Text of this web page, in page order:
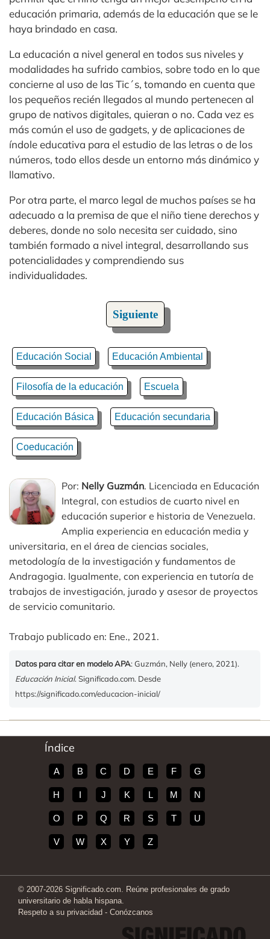
educación primaria, además de la educación que se le
haya brindado en casa.
La educación a nivel general en todos sus niveles y
modalidades ha sufrido cambios, sobre todo en lo que
concierne al uso de las Tic´s, tomando en cuenta que
los pequeños recién llegados al mundo pertenecen al
grupo de nativos digitales, quieran o no. Cada vez es
más común el uso de gadgets, y de aplicaciones de
índole educativa para el estudio de las letras o de los
números, todo ellos desde un entorno más dinámico y
llamativo.
Por otra parte, el marco legal de muchos países se ha
adecuado a la premisa de que el niño tiene derechos y
deberes, donde no solo necesita ser cuidado, sino
también formado a nivel integral, desarrollando sus
potencialidades y comprendiendo sus
individualidades.
Siguiente
Educación Social Educación Ambiental
Filosofía de la educación Escuela
Educación Básica Educación secundaria
Coeducación
Por: Nelly Guzmán. Licenciada en Educación
Integral, con estudios de cuarto nivel en
educación superior e historia de Venezuela.
Amplia experiencia en educación media y
universitaria, en el área de ciencias sociales,
metodología de la investigación y fundamentos de
Andragogia. Igualmente, con experiencia en tutoría de
trabajos de investigación, jurado y asesor de proyectos
de servicio comunitario.
Trabajo publicado en: Ene., 2021.
Datos para citar en modelo APA: Guzmán, Nelly (enero, 2021).
Educación Inicial. Significado.com. Desde
https://significado.com/educacion-inicial/
Índice
A B C D E F G
H I J K L M N
O P Q R S T U
V W X Y Z
© 2007-2026 Significado.com. Reúne profesionales de grado
universitario de habla hispana.
Respeto a su privacidad - Conózcanos